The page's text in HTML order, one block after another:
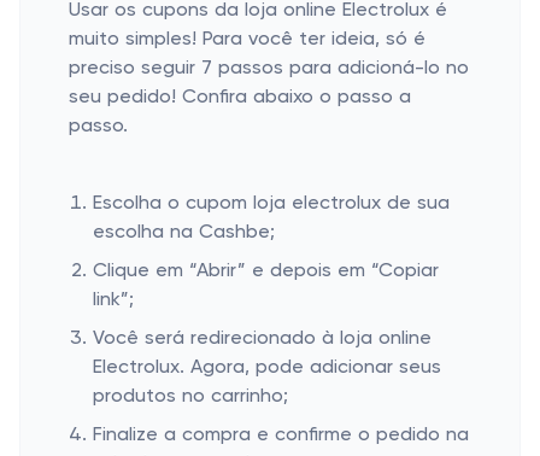
Usar os cupons da loja online Electrolux é
muito simples! Para você ter ideia, só é
preciso seguir 7 passos para adicioná-lo no
seu pedido! Confira abaixo o passo a
passo.
Escolha o cupom loja electrolux de sua
escolha na Cashbe;
Clique em “Abrir” e depois em “Copiar
link”;
Você será redirecionado à loja online
Electrolux. Agora, pode adicionar seus
produtos no carrinho;
Finalize a compra e confirme o pedido na